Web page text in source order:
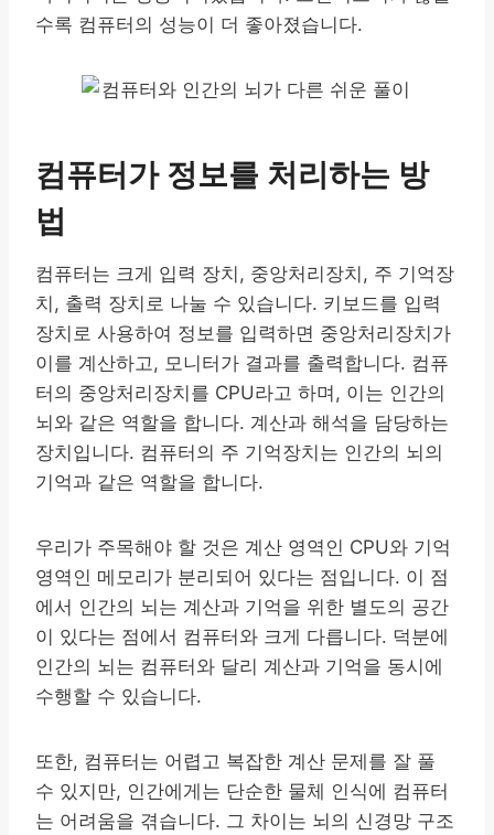
수록 컴퓨터의 성능이 더 좋아졌습니다.
컴퓨터가 정보를 처리하는 방
법
컴퓨터는 크게 입력 장치, 중앙처리장치, 주 기억장
치, 출력 장치로 나눌 수 있습니다. 키보드를 입력
장치로 사용하여 정보를 입력하면 중앙처리장치가
이를 계산하고, 모니터가 결과를 출력합니다. 컴퓨
터의 중앙처리장치를 CPU라고 하며, 이는 인간의
뇌와 같은 역할을 합니다. 계산과 해석을 담당하는
장치입니다. 컴퓨터의 주 기억장치는 인간의 뇌의
기억과 같은 역할을 합니다.
우리가 주목해야 할 것은 계산 영역인 CPU와 기억
영역인 메모리가 분리되어 있다는 점입니다. 이 점
에서 인간의 뇌는 계산과 기억을 위한 별도의 공간
이 있다는 점에서 컴퓨터와 크게 다릅니다. 덕분에
인간의 뇌는 컴퓨터와 달리 계산과 기억을 동시에
수행할 수 있습니다.
또한, 컴퓨터는 어렵고 복잡한 계산 문제를 잘 풀
수 있지만, 인간에게는 단순한 물체 인식에 컴퓨터
는 어려움을 겪습니다. 그 차이는 뇌의 신경망 구조